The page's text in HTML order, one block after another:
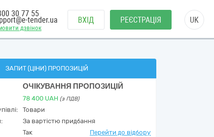
дзвінок
30 77 55
tender.ua ВХІД РЕЄСТРАЦІЯ UK
ЗАПИТ (ЦІНИ) ПРОПОЗИЦІЙ
ОЧІКУВАННЯ ПРОПОЗИЦІЙ
78 400 UAH (з ПДВ)
Товари
За вартістю придбання
Так Перейти до відбору